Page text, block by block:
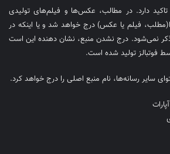
دارد. در مطالب، عکس‌ها و فیلم‌های تولیدی
فیلم یا عکس) درج خواهد شد و یا اینکه در
ذیل محتوا نام منبع خاصی ذکر نمی‌‎شود. درج نشدن منبع، نشان دهنده این است
فوتبالز تولید شده است.
سایر رسانه‌ها، نام منبع اصلی را درج خواهد کرد.